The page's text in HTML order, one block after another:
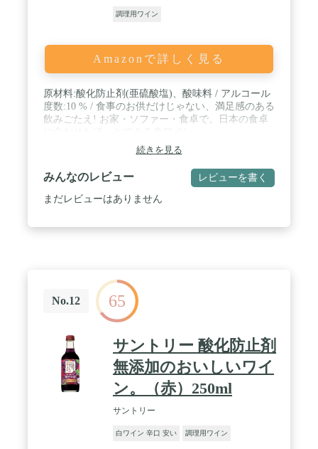
調理用ワイン
Amazonで詳しく見る
原材料:酸化防止剤(亜硫酸塩)、酸味料 / アルコール
度数:10 % / 食事のお供だけじゃない、満足感のある
飲みごたえ! お家・ソファー・食卓で。日本の食卓
続きを見る
みんなのレビュー レビューを書く
まだレビューはありません
No.12 65
サントリー 酸化防止剤
無添加のおいしいワイ
ン。（赤）250ml
サントリー
白ワイン 辛口 安い 調理用ワイン